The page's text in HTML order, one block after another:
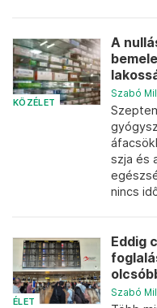
KÖZÉLET
A
Szabó
szja és
nincs
ÉLET
Eddig
Szabó